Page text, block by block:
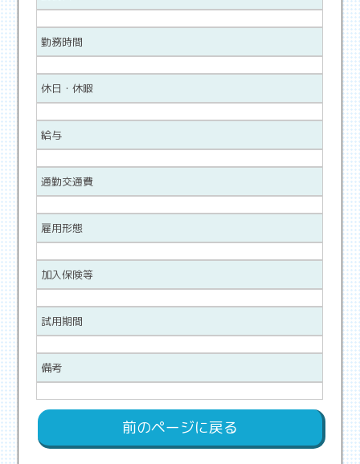
勤務時間
休日・休暇
給与
通勤交通費
雇用形態
加入保険等
試用期間
備考
前のページに戻る